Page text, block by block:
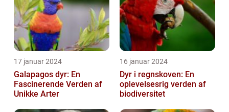
17 januar 2024
Galapagos dyr: En
Fascinerende Verden af
Unikke Arter
16 januar 2024
Dyr i regnskoven: En
oplevelsesrig verden af
biodiversitet